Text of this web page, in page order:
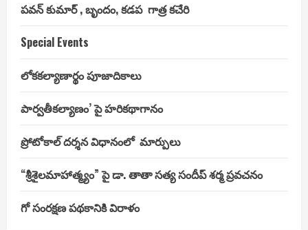
పవన్ కుమార్ , బృందం, కడప గాత్ర కచేరి
Special Events
లోకకల్యాణార్థం పూజాదికాలు
పార్వతీకల్యాణం’ పై హరికథాగానం
ప్రోటోకాల్ దర్శన విధానంలో మార్పులు
“శ్రీశైలమాహాత్మ్యం” పై డా. తాతా సత్య సందీప్ శర్మ ప్రవచనం
గో సంరక్షణ పథకానికి విరాళం